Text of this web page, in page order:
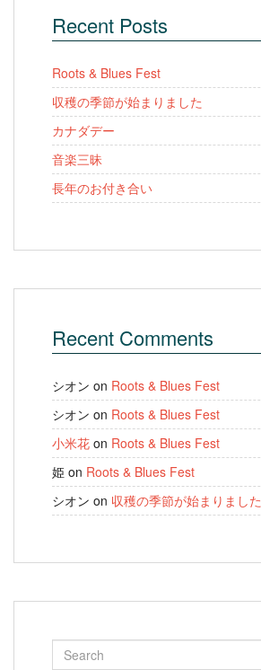
Recent Posts
Roots & Blues Fest
収穫の季節が始まりました
カナダデー
音楽三昧
長年のお付き合い
Recent Comments
シオン on Roots & Blues Fest
シオン on Roots & Blues Fest
小米花 on Roots & Blues Fest
姫 on Roots & Blues Fest
シオン on 収穫の季節が始まりました